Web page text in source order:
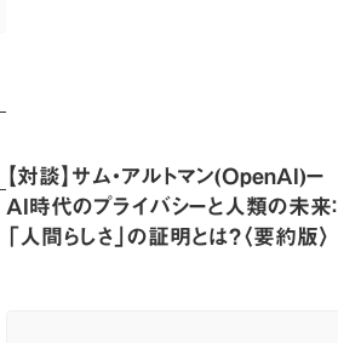
【対談】サム・アルトマン(OpenAI)ー
AI時代のプライバシーと人類の未来：
「人間らしさ」の証明とは？〈要約版〉